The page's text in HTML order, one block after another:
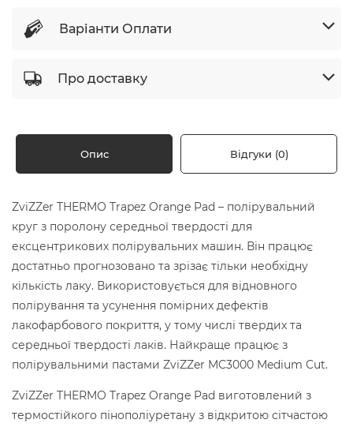
Варіанти Оплати
Про доставку
Опис Відгуки (0)
ZviZZer THERMO Trapez Orange Pad – полірувальний
круг з поролону середньої твердості для
ексцентрикових полірувальних машин. Він працює
достатньо прогнозовано та зрізає тільки необхідну
кількість лаку. Використовується для відновного
полірування та усунення помірних дефектів
лакофарбового покриття, у тому числі твердих та
середньої твердості лаків. Найкраще працює з
полірувальними пастами ZviZZer MC3000 Medium Cut.
ZviZZer THERMO Trapez Orange Pad виготовлений з
термостійкого пінополіуретану з відкритою сітчастою